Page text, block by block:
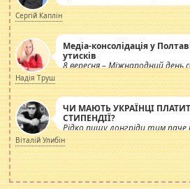
Сергій Каплін
Медіа-консолідація у
утисків
8 вересня – Міжнародний день
журналістів.
Надія Труш
ЧИ МАЮТЬ УКРАЇНЦІ
СТИПЕНДІЇ?
Рідко пишу лонгріди тим
просто дістало! Обурюють
навколо стипендіального
роздувається ще одна
Віталій Улибін